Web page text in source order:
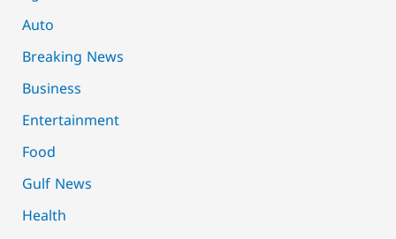
Auto
Breaking News
Business
Entertainment
Food
Gulf News
Health